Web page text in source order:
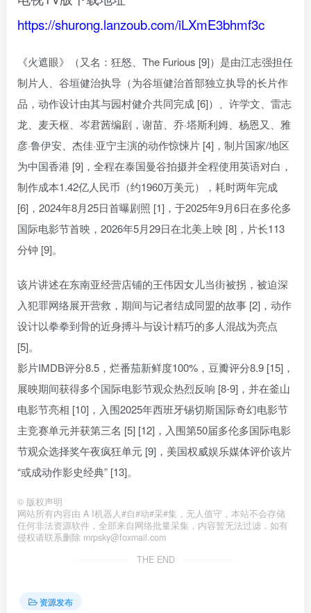
https://shurong.lanzoub.com/iLXmE3bhmf3c
《火遮眼》（又名：狂怒、The Furious [9]）是由江志强担任
制片人、谷垣健治执导（为谷垣健治首部独立执导的长片作
品，动作设计由其与园村健介共同完成 [6]）、许学文、雷志
龙、麦天枢、岑君茜编剧，谢苗、乔·塔斯利姆、杨恩又、雅
彦·鲁伊安、杰佳·亚宁主演的动作惊悚片 [4]，制片国家/地区
为中国香港 [9]，全程在泰国曼谷拍摄并全程使用英语对白，
制作成本1.42亿人民币（约1960万美元），耗时两年完成
[6]，2024年8月25日首曝剧照 [1]，于2025年9月6日在多伦多
国际电影节首映，2026年5月29日在北美上映 [8]，片长113
分钟 [9]。
该片讲述在东南亚经营店铺的王伟因女儿当街被拐，被迫深
入犯罪网络展开营救，期间与记者结成同盟的故事 [2]，动作
设计以拳拳到骨的近身搏斗与设计精巧的多人混战为亮点
[5]。
影片IMDB评分8.5，烂番茄新鲜度100%，豆瓣评分8.9 [15]，
展映期间获得多个国际电影节观众热烈反响 [8-9]，并在釜山
电影节亮相 [10]，入围2025年西班牙锡切斯国际奇幻电影节
主竞赛单元并获第三名 [5] [12]，入围第50届多伦多国际电影
节观众选择奖午夜疯狂单元 [9]，美国权威娱乐媒体评价该片
“或成动作影史经典” [13]。
© 版权声明
网站所有内容由 A I机器人#自#动#采#集，无人值守，本站不会存储
任何非法资源软件，全部来自网络批量采集，内容暂无法过滤，如有
侵权请联系删除 mrpsky@foxmail.com
THE END
资源发布